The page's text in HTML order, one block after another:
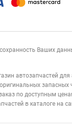
Ваших
автозапчастей
запасных
по доступным
в каталоге на